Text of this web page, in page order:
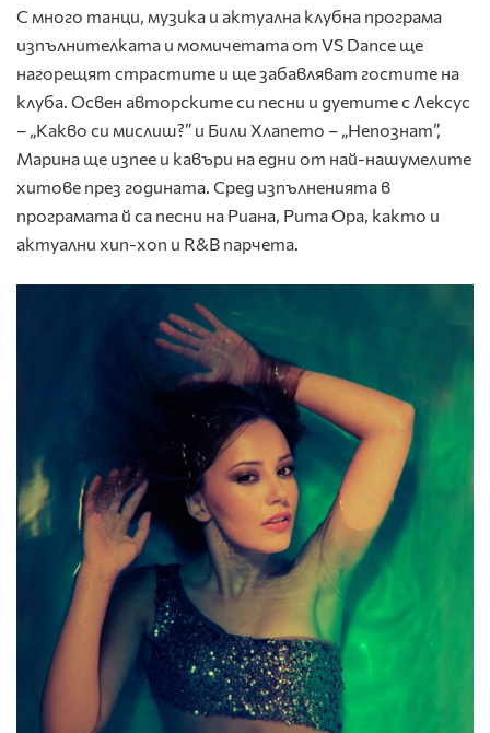
С много танци, музика и актуална клубна програма
изпълнителката и момичетата от VS Dance ще
нагорещят страстите и ще забавляват гостите на
клуба. Освен авторските си песни и дуетите с Лексус
– „Какво си мислиш?” и Били Хлапето – „Непознат”,
Марина ще изпее и кавъри на едни от най-нашумелите
хитове през годината. Сред изпълненията в
програмата й са песни на Риана, Рита Ора, както и
актуални хип-хоп и R&B парчета.